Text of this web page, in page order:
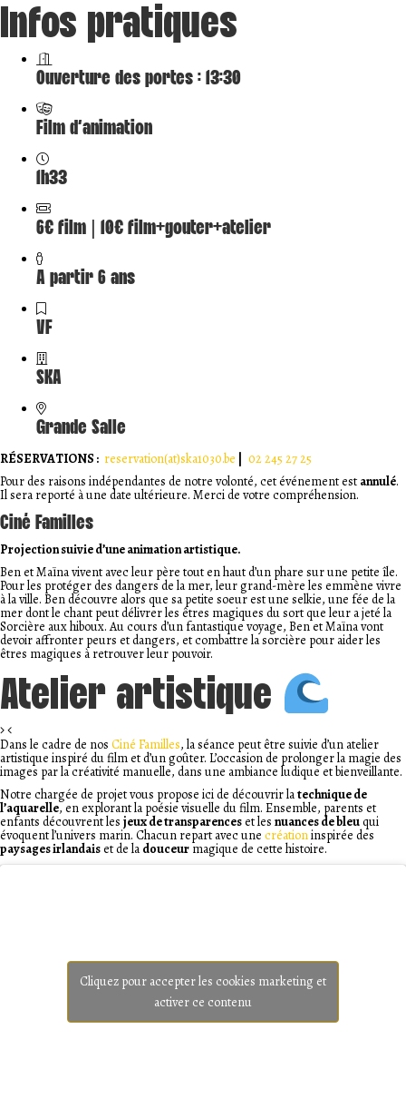
Infos pratiques
Ouverture des portes : 13:30
Film d'animation
1h33
6€ film | 10€ film+gouter+atelier
A partir 6 ans
VF
SKA
Grande Salle
RÉSERVATIONS : reservation(at)ska1030.be | 02 245 27 25
Pour des raisons indépendantes de notre volonté, cet événement estannulé.
Il sera reporté à une date ultérieure. Merci de votre compréhension.
Ciné Familles
Projection suivie d’une animation artistique.
Ben et Maïna vivent avec leur père tout en haut d’un phare sur une petite île.
Pour les protéger des dangers de la mer, leur grand-mère les emmène vivre
à la ville. Ben découvre alors que sa petite soeur est une selkie, une fée de la
mer dont le chant peut délivrer les êtres magiques du sort que leur a jeté la
Sorcière aux hiboux. Au cours d’un fantastique voyage, Ben et Maïna vont
devoir affronter peurs et dangers, et combattre la sorcière pour aider les
êtres magiques à retrouver leur pouvoir.
Atelier artistique
Dans le cadre de nos Ciné Familles, la séance peut être suivie d’un atelier
artistique inspiré du film et d’un goûter. L’occasion de prolonger la magie des
images par la créativité manuelle, dans une ambiance ludique et bienveillante.
Notre chargée de projet vous propose ici de découvrir latechnique de
l’aquarelle, en explorant la poésie visuelle du film. Ensemble, parents et
enfants découvrent les jeux de transparenceset les nuances de bleuqui
évoquent l’univers marin. Chacun repart avec une créationinspirée des
paysages irlandaiset de ladouceurmagique de cette histoire.
Cliquez pour accepter les cookies marketing et
activer ce contenu